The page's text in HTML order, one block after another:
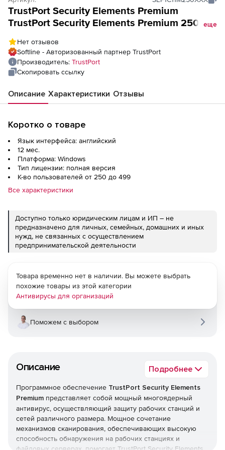
TrustPort Security Elements Premium
TrustPort Security Elements Premium 250-
еще
Нет отзывов
Softline - Авторизованный партнер TrustPort
Производитель: TrustPort
Скопировать ссылку
Описание Характеристики Отзывы
Коротко о товаре
Язык интерфейса: английский
12 мес.
Платформа: Windows
Тип лицензии: полная версия
К-во пользователей от 250 до 499
Все характеристики
Доступно только юридическим лицам и ИП – не
предназначено для личных, семейных, домашних и иных
нужд, не связанных с осуществлением
предпринимательской деятельности
Описание Подробнее
Программное обеспечение TrustPort Security Elements
Premium представляет собой мощный многоядерный
антивирус, осуществляющий защиту рабочих станций и
сетей различного размера. Мощное сочетание
механизмов сканирования, обеспечивающих высокую
способность обнаружения на рабочих станциях и
Товара временно нет в наличии. Вы можете выбрать
похожие товары из этой категории
Антивирусы для организаций
Поможем с выбором